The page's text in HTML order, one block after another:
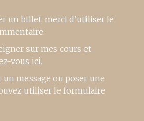
un billet, merci d’utiliser le
.
sur mes cours et
vous ici.
un message ou poser une
utiliser le formulaire